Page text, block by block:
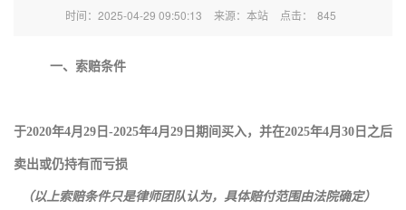
时间：2025-04-29 09:50:13 来源：本站 点击： 845
一、索赔条件
于2020年4月29日-2025年4月29日期间买入，并在2025年4月30日之后
卖出或仍持有而亏损
（以上索赔条件只是律师团队认为，具体赔付范围由法院确定）